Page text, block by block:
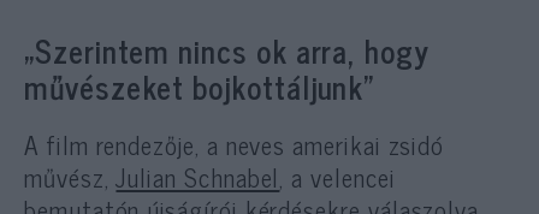
„Szerintem nincs ok arra, hogy
művészeket bojkottáljunk”
A film rendezője, a neves amerikai zsidó
művész,Julian Schnabel, a velencei